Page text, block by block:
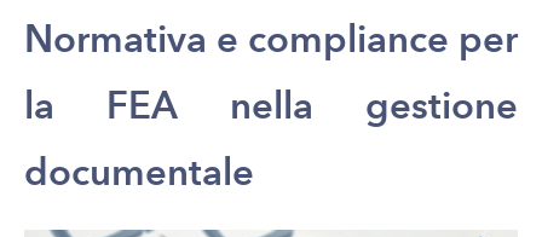
Normativa e compliance per
la FEA nella gestione
documentale